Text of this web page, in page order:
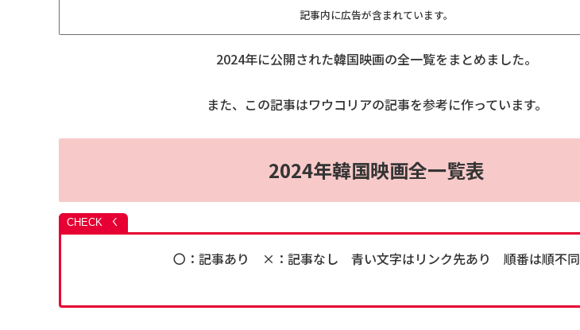
記事内に広告が含まれています。
2024年に公開された韓国映画の全一覧をまとめました。
また、この記事はワウコリアの記事を参考に作っています。
2024年韓国映画全一覧表
〇：記事あり ×：記事なし 青い文字はリンク先あり 順番は順不同